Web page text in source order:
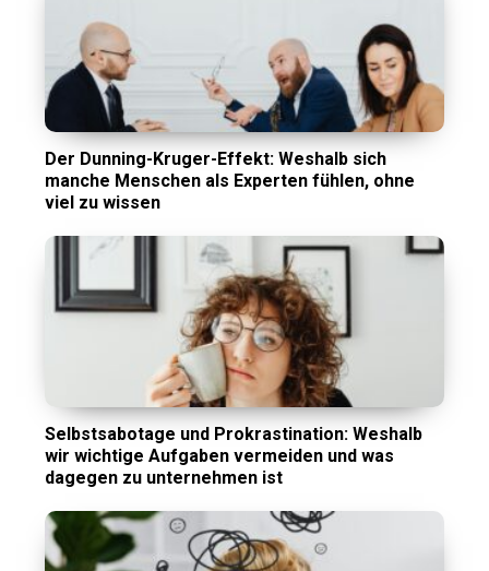
Der Dunning-Kruger-Effekt: Weshalb sich
manche Menschen als Experten fühlen, ohne
viel zu wissen
Selbstsabotage und Prokrastination: Weshalb
wir wichtige Aufgaben vermeiden und was
dagegen zu unternehmen ist